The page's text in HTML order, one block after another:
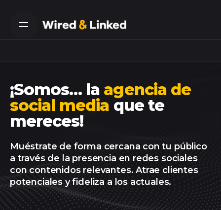
content
¡Somos… la agencia de
social media que te
mereces!
Muéstrate de forma cercana con tu público
a través de la presencia en redes sociales
con contenidos relevantes. Atrae clientes
potenciales y fideliza a los actuales.